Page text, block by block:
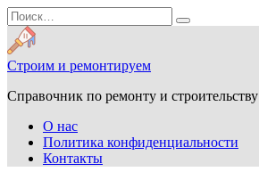
Перейти
к
содержанию
Search
for:
Строим и ремонтируем
Справочник по ремонту и строительству
О нас
Политика конфиденциальности
Контакты